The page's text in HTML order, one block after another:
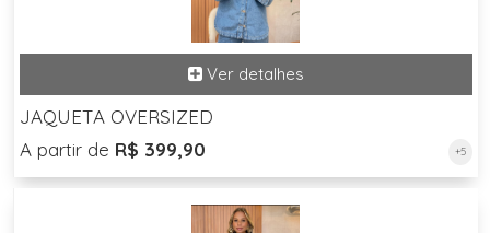
JAQUETA OVERSIZED
A partir de R$ 399,90 +5